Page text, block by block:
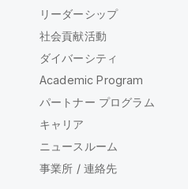
リーダーシップ
社会貢献活動
ダイバーシティ
Academic Program
パートナー プログラム
キャリア
ニュースルーム
事業所 / 連絡先